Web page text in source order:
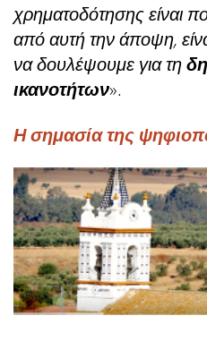
χρηματοδότησης είναι
από αυτή την άποψη,
να δουλέψουμε για τη
ικανοτήτων».
Η σημασία της